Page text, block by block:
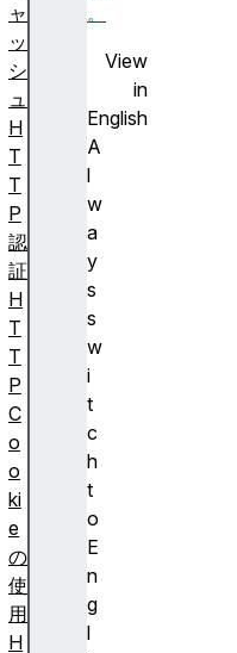
。
View
in
English
A
l
w
a
y
s
s
w
i
t
c
h
t
o
E
n
g
l
ャ
ッ
シ
ュ
H
T
T
P
認
証
H
T
T
P
C
o
o
ki
e
の
使
用
H